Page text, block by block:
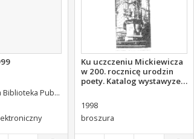
Wojewódzka Biblioteka Publiczna (Kielce). Dział Informacji i Bibliografii Regionalnej
Ku uczczeniu Mickiewicza
w 200. rocznicę urodzin
poety. Katalog wystawyze
1998
broszura